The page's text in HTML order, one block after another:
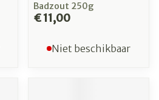
Badzout 250g
€ 11,00
Niet beschikbaar